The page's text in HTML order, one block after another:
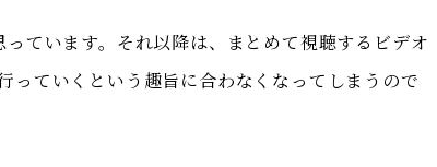
っています。それ以降は、まとめて視聴するビデオ
っていくという趣旨に合わなくなってしまうので